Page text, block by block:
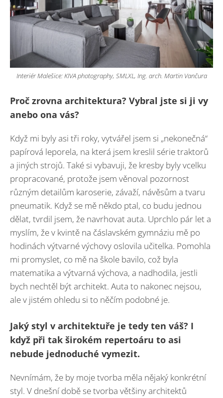
Interiér Malešice: KIVA photography, SMLXL, Ing. arch. Martin Vančura
Proč zrovna architektura? Vybral jste si ji vy
anebo ona vás?
Když mi byly asi tři roky, vytvářel jsem si „nekonečná“
papírová leporela, na která jsem kreslil série traktorů
a jiných strojů. Také si vybavuji, že kresby byly vcelku
propracované, protože jsem věnoval pozornost
různým detailům karoserie, závaží, návěsům a tvaru
pneumatik. Když se mě někdo ptal, co budu jednou
dělat, tvrdil jsem, že navrhovat auta. Uprchlo pár let a
myslím, že v kvintě na čáslavském gymnáziu mě po
hodinách výtvarné výchovy oslovila učitelka. Pomohla
mi promyslet, co mě na škole bavilo, což byla
matematika a výtvarná výchova, a nadhodila, jestli
bych nechtěl být architekt. Auta to nakonec nejsou,
ale v jistém ohledu si to něčím podobné je.
Jaký styl v architektuře je tedy ten váš? I
když při tak širokém repertoáru to asi
nebude jednoduché vymezit.
Nevnímám, že by moje tvorba měla nějaký konkrétní
styl. V dnešní době se tvorba většiny architektů